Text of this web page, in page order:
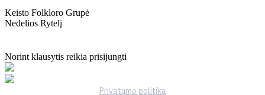
Keisto Folkloro Grupė
Nedelios Rytelį
Norint klausytis reikia prisijungti
Privatumo politika